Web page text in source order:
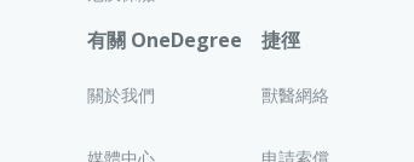
有關 OneDegree
關於我們
捷徑
獸醫網絡